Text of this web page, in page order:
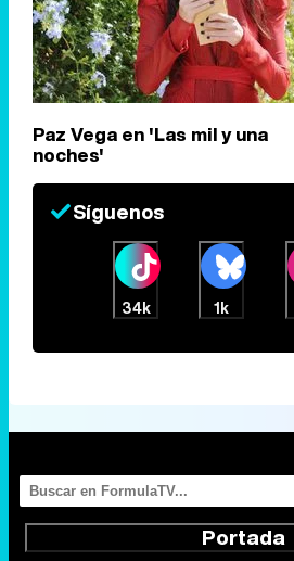
Paz Vega en 'Las mil y una
noches'
Síguenos
34k 1k
Portada